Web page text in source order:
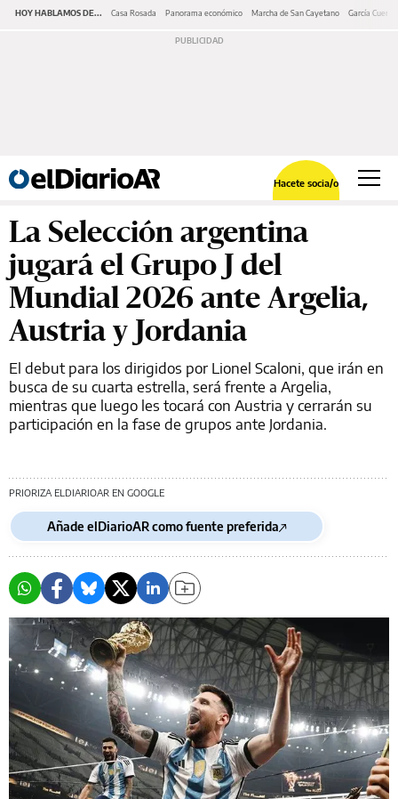
HOY HABLAMOS DE... Casa Rosada Panorama económico Marcha de San Cayetano García Cuerva
Hacete socia/o
La Selección argentina
jugará el Grupo J del
Mundial 2026 ante Argelia,
Austria y Jordania
El debut para los dirigidos por Lionel Scaloni, que irán en
busca de su cuarta estrella, será frente a Argelia,
mientras que luego les tocará con Austria y cerrarán su
participación en la fase de grupos ante Jordania.
PRIORIZA ELDIARIOAR EN GOOGLE
Añade elDiarioAR como fuente preferida